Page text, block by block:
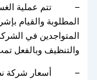
– تتم عملية
المطلوبة والقيام
المتواجدين في
والتنظيف وبالفعل
– أسعار شركة